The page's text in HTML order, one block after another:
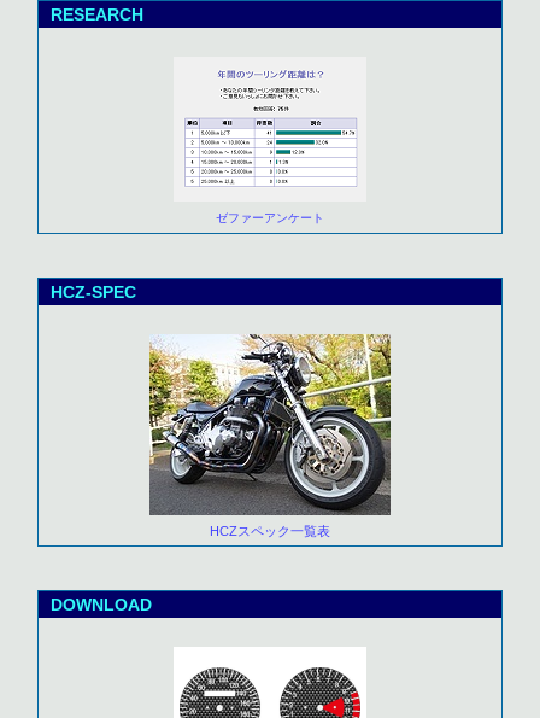
RESEARCH
ゼファーアンケート
HCZ-SPEC
HCZスペック一覧表
DOWNLOAD